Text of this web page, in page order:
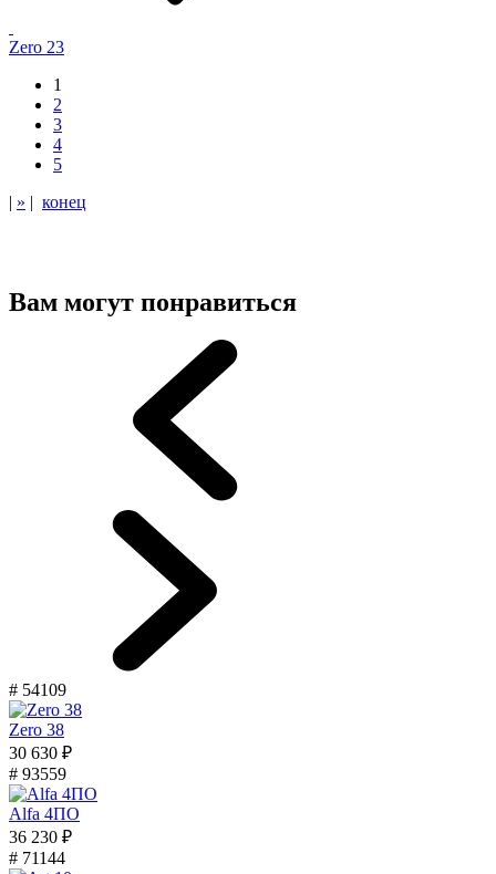
Zero 23
1
2
3
4
5
| » | конец
Вам могут понравиться
# 54109
Zero 38
30 630 ₽
# 93559
Alfa 4ПО
36 230 ₽
# 71144